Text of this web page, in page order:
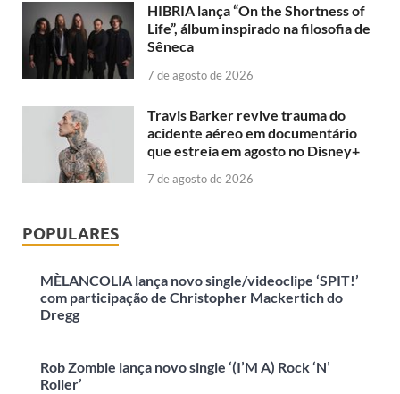
HIBRIA lança “On the Shortness of
Life”, álbum inspirado na filosofia de
Sêneca
7 de agosto de 2026
Travis Barker revive trauma do
acidente aéreo em documentário
que estreia em agosto no Disney+
7 de agosto de 2026
POPULARES
MÈLANCOLIA lança novo single/videoclipe ‘SPIT!’
com participação de Christopher Mackertich do
Dregg
Rob Zombie lança novo single ‘(I’M A) Rock ‘N’
Roller’